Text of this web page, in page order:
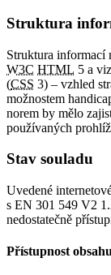
Struktura
Struktura informací
W3C HTML 5 a
(CSS 3) – vzhled
možnostem
norem by mělo
používaných
Stav souladu
Uvedené
s EN 301 549 V2
nedostatečně
Přístupnost obsahu